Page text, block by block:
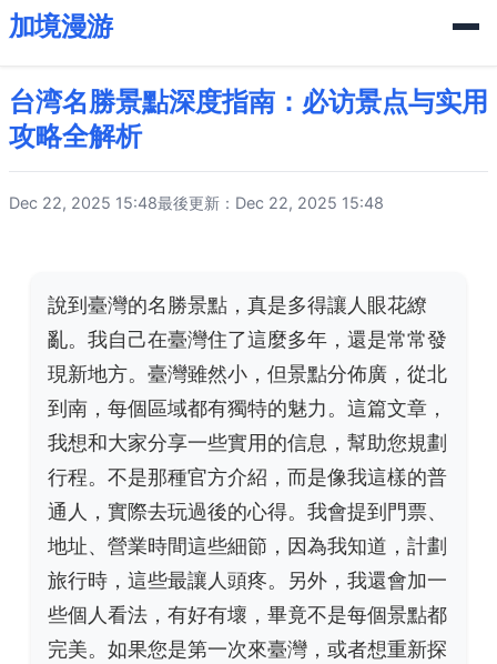
加境漫游
台湾名勝景點深度指南：必访景点与实用
攻略全解析
Dec 22, 2025 15:48最後更新：Dec 22, 2025 15:48
說到臺灣的名勝景點，真是多得讓人眼花繚
亂。我自己在臺灣住了這麼多年，還是常常發
現新地方。臺灣雖然小，但景點分佈廣，從北
到南，每個區域都有獨特的魅力。這篇文章，
我想和大家分享一些實用的信息，幫助您規劃
行程。不是那種官方介紹，而是像我這樣的普
通人，實際去玩過後的心得。我會提到門票、
地址、營業時間這些細節，因為我知道，計劃
旅行時，這些最讓人頭疼。另外，我還會加一
些個人看法，有好有壞，畢竟不是每個景點都
完美。如果您是第一次來臺灣，或者想重新探